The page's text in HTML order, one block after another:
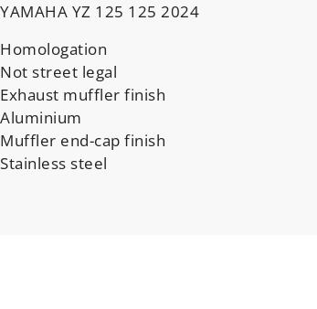
YAMAHA YZ 125 125 2024
Homologation
Not street legal
Exhaust muffler finish
Aluminium
Muffler end-cap finish
Stainless steel